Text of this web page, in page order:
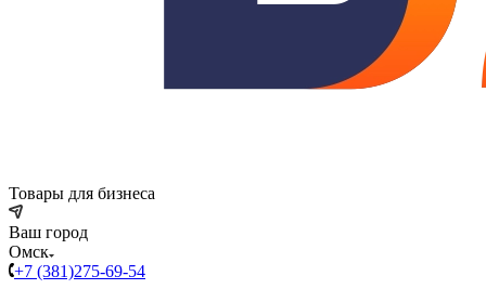
Товары для бизнеса
Ваш город
Омск
+7 (381)275-69-54